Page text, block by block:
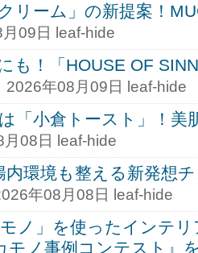
リーム」の新提案！
09日 leaf-hide
も！「HOUSE OF
2026年08月09日 leaf-hide
「小倉トースト」！美
08日 leaf-hide
内環境も整える新発想
年08月08日 leaf-hide
ノ」を使ったインテ
モノ事例コンテスト』